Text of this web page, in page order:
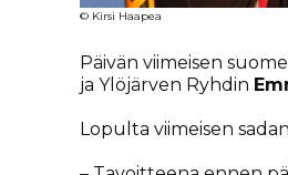
© Kirsi Haapea
Päivän viimeisen
ja Ylöjärven Ryhdin
Lopulta viimeisen